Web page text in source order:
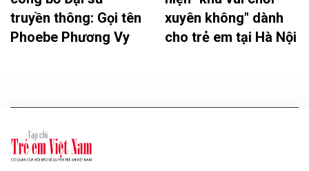
truyền thông: Gọi tên
Phoebe Phương Vy
xuyên không" dành
cho trẻ em tại Hà Nội